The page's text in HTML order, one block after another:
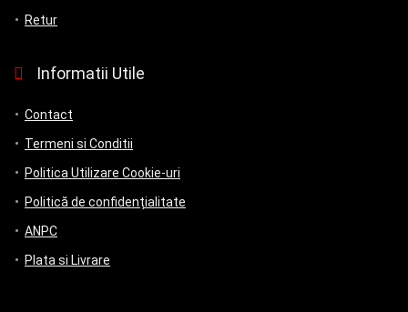
Retur
Informatii Utile
Contact
Termeni si Conditii
Politica Utilizare Cookie-uri
Politică de confidențialitate
ANPC
Plata si Livrare